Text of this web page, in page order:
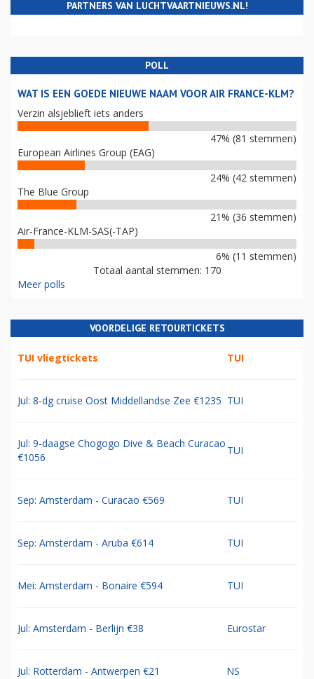
PARTNERS VAN LUCHTVAARTNIEUWS.NL!
POLL
WAT IS EEN GOEDE NIEUWE NAAM VOOR AIR FRANCE-KLM?
Verzin alsjeblieft iets anders
47% (81 stemmen)
European Airlines Group (EAG)
24% (42 stemmen)
The Blue Group
21% (36 stemmen)
Air-France-KLM-SAS(-TAP)
6% (11 stemmen)
Totaal aantal stemmen: 170
Meer polls
VOORDELIGE RETOURTICKETS
TUI vliegtickets TUI
Jul: 8-dg cruise Oost Middellandse Zee €1235 TUI
Jul: 9-daagse Chogogo Dive & Beach Curacao
€1056
TUI
Sep: Amsterdam - Curacao €569 TUI
Sep: Amsterdam - Aruba €614 TUI
Mei: Amsterdam - Bonaire €594 TUI
Jul: Amsterdam - Berlijn €38 Eurostar
Jul: Rotterdam - Antwerpen €21 NS